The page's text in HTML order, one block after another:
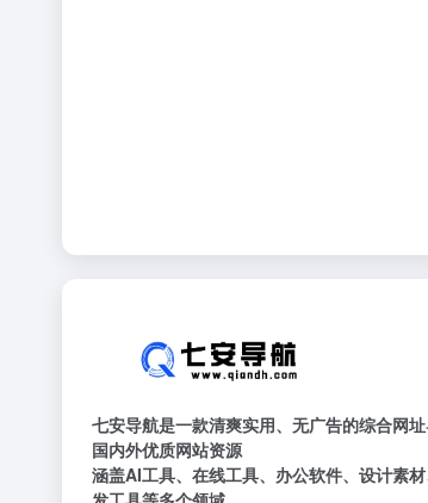
七安导航是一款清爽实用、无广告的综合网
国内外优质网站资源
涵盖AI工具、在线工具、办公软件、设计素